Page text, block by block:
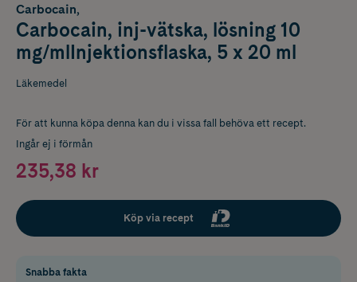
Carbocain,
Carbocain, inj-vätska, lösning 10
mg/mlInjektionsflaska, 5 x 20 ml
Läkemedel
För att kunna köpa denna kan du i vissa fall behöva ett recept.
Ingår ej i förmån
235,38 kr
Köp via recept
Snabba fakta